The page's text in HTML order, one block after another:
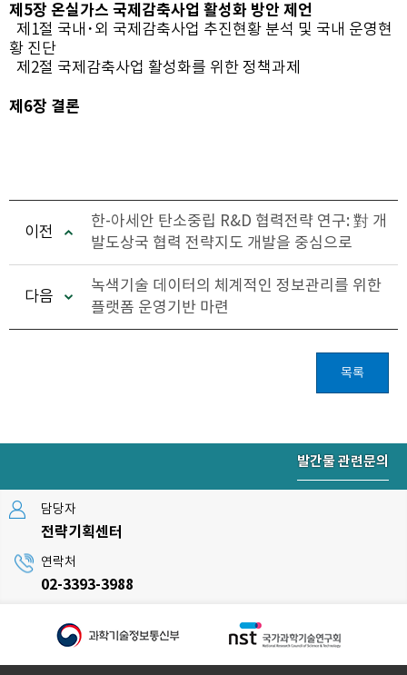
제5장 온실가스 국제감축사업 활성화 방안 제언
제1절 국내･외 국제감축사업 추진현황 분석 및 국내 운영현
황 진단
제2절 국제감축사업 활성화를 위한 정책과제
제6장 결론
이전
한-아세안 탄소중립 R&D 협력전략 연구: 對 개
발도상국 협력 전략지도 개발을 중심으로
다음
녹색기술 데이터의 체계적인 정보관리를 위한
플랫폼 운영기반 마련
목록
발간물 관련문의
담당자
전략기획센터
연락처
02-3393-3988